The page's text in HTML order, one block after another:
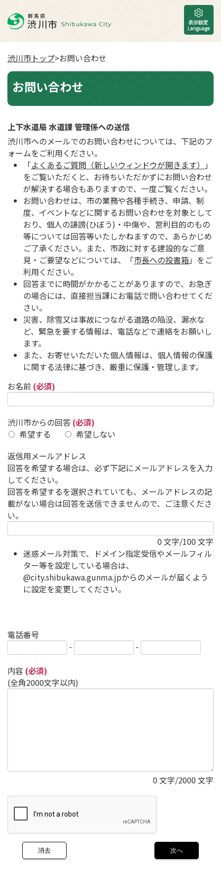
渋川市トップ>お問い合わせ
お問い合わせ
上下水道局 水道課 管理係への送信
渋川市へのメールでのお問い合わせについては、下記のフ
ォームをご利用ください。
「よくあるご質問（新しいウィンドウが開きます）
」
をご覧いただくと、お待ちいただかずにお問い合わせ
が解決する場合もありますので、一度ご覧ください。
お問い合わせは、市の業務や各種手続き、申請、制
度、イベントなどに関するお問い合わせを対象として
おり、個人の誹謗(ひぼう)・中傷や、営利目的のもの
等については回答等いたしかねますので、あらかじめ
ご了承ください。また、市政に対する建設的なご意
見・ご要望などについては、「市長への投書箱」をご
利用ください。
回答までに時間がかかることがありますので、お急ぎ
の場合には、直接担当課にお電話で問い合わせてくだ
さい。
災害、除雪又は事故につながる道路の陥没、漏水な
ど、緊急を要する情報は、電話などで連絡をお願いし
ます。
また、お寄せいただいた個人情報は、個人情報の保護
に関する法律に基づき、厳重に保護・管理します。
お名前 (必須)
渋川市からの回答 (必須)
希望する
希望しない
返信用メールアドレス
回答を希望する場合は、必ず下記にメールアドレスを入力
してください。
回答を希望するを選択されていても、メールアドレスの記
載がない場合は回答を送信できませんので、ご注意くださ
い。
0 文字/100 文字
迷惑メール対策で、ドメイン指定受信やメールフィル
ター等を設定している場合は、
@city.shibukawa.gunma.jpからのメールが届くよう
に設定を変更してください。
電話番号
-
-
内容 (必須)
(全角2000文字以内)
0 文字/2000 文字